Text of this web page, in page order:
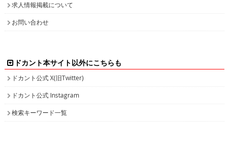
求人情報掲載について
お問い合わせ
ドカント本サイト以外にこちらも
ドカント公式 X(旧Twitter)
ドカント公式 Instagram
検索キーワード一覧